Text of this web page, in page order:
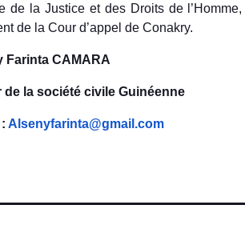
de la Justice et des Droits de
de la Cour d’appel de Conakry.
Farinta CAMARA
de la société civile Guinéenne
Alsenyfarinta@gmail.com